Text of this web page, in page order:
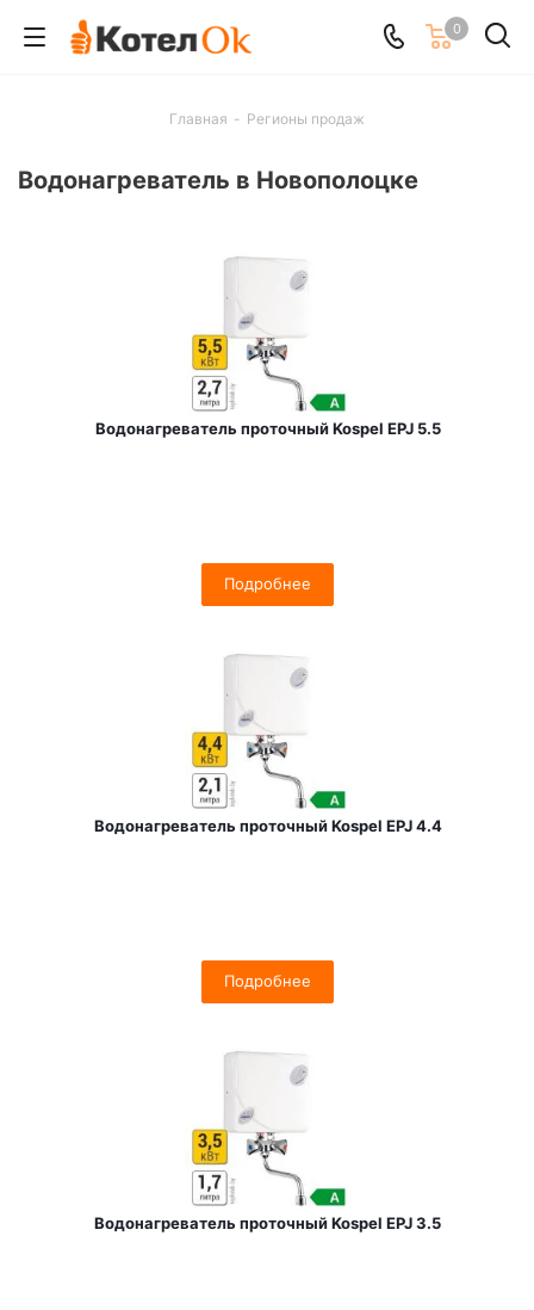
0
Главная - Регионы продаж
Водонагреватель в Новополоцке
Водонагреватель проточный Kospel EPJ 5.5
Подробнее
Водонагреватель проточный Kospel EPJ 4.4
Подробнее
Водонагреватель проточный Kospel EPJ 3.5